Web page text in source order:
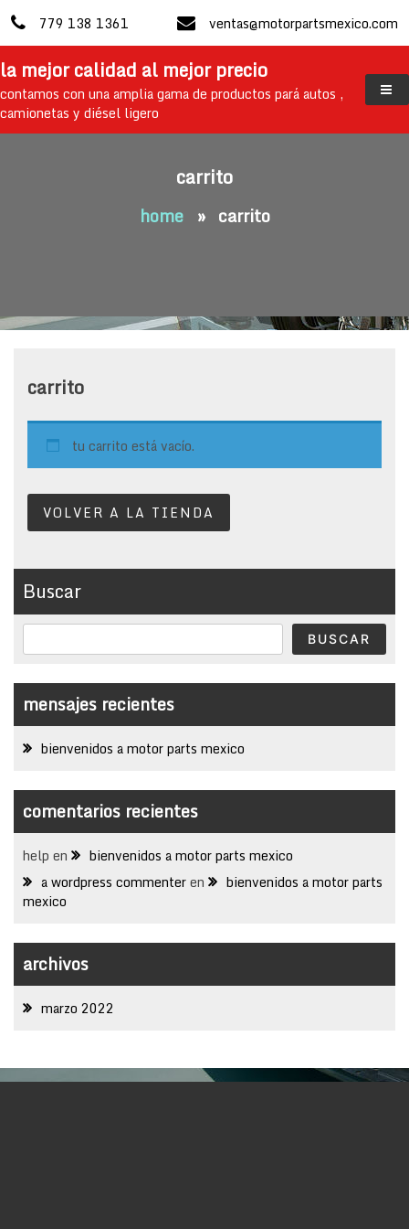
to
content
779 138 1361 ventas@motorpartsmexico.com
la mejor calidad al mejor precio
contamos con una amplia gama de productos pará autos ,
camionetas y diésel ligero
carrito
home» carrito
carrito
tu carrito está vacío.
VOLVER A LA TIENDA
Buscar
BUSCAR
mensajes recientes
bienvenidos a motor parts mexico
comentarios recientes
help en
bienvenidos a motor parts mexico
a wordpress commenteren
bienvenidos a motor parts
mexico
archivos
marzo 2022